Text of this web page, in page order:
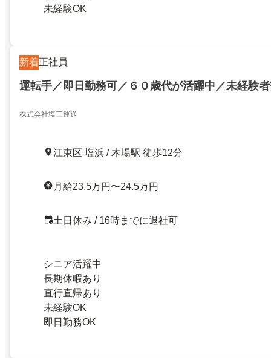
未経験OK
新着正社員
運転手／即日勤務可／６０歳代が活躍中／未経験
株式会社塩三運送
江東区 塩浜 / 木場駅 徒歩12分
月給23.5万円〜24.5万円
土日休み / 16時までに退社可
シニア活躍中
長期休暇あり
直行直帰あり
未経験OK
即日勤務OK